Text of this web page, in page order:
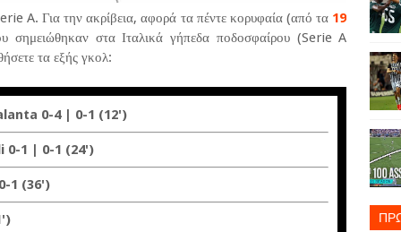
A. Για την ακρίβεια, αφορά τα πέντε κορυφαία (από τα 19
σημειώθηκαν στα Ιταλικά γήπεδα ποδοσφαίρου (Serie A
τα εξής γκολ:
0-4 | 0-1 (12')
0-1 | 0-1 (24')
1 (36')